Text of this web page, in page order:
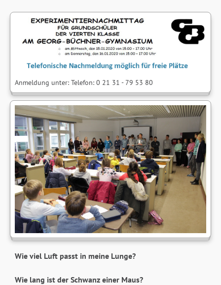
Anmeldung unter: Telefon: 0 21 31 - 79 53 80
Wie viel Luft passt in meine Lunge?
Wie lang ist der Schwanz einer Maus?